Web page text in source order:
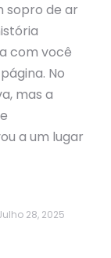
sopro de ar
com você
No
mas a
a um lugar
28, 2025